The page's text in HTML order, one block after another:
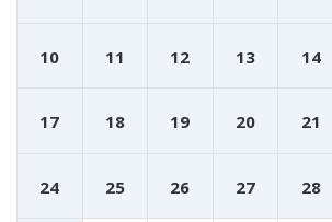
10 11 12 13 14
17 18 19 20 21
24 25 26 27 28